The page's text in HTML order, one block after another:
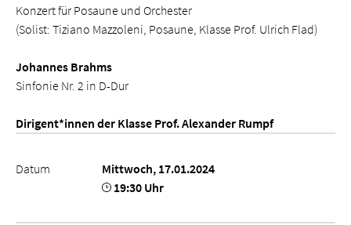
Konzert für Posaune und Orchester
(Solist: Tiziano Mazzoleni, Posaune, Klasse Prof. Ulrich Flad)
Johannes Brahms
Sinfonie Nr. 2 in D-Dur
Dirigent*innen der Klasse Prof. Alexander Rumpf
Datum
Mittwoch, 17.01.2024
19:30 Uhr